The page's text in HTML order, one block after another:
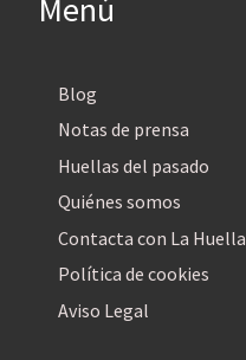
Menú
Blog
Notas de prensa
Huellas del pasado
Quiénes somos
Contacta con La Huella
Política de cookies
Aviso Legal